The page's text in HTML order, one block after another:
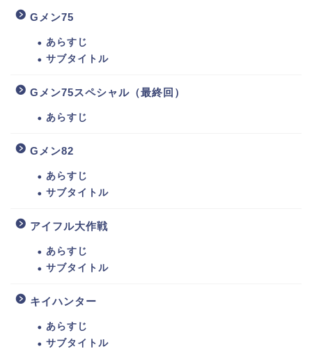
Gメン75
あらすじ
サブタイトル
Gメン75スペシャル（最終回）
あらすじ
Gメン82
あらすじ
サブタイトル
アイフル大作戦
あらすじ
サブタイトル
キイハンター
あらすじ
サブタイトル